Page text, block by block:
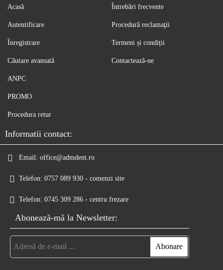
Acasă
Autentificare
Înregistrare
Căutare avansată
Întrebări frecvente
Procedură reclamaţii
Termeni și condiții
Contactează-ne
ANPC
PROMO
Procedura retur
Informatii contact:
Email: office@admdent.ro
Telefon: 0757 089 930 - comenzi site
Telefon: 0745 309 286 - centru frezare
Abonează-mă la Newsletter: